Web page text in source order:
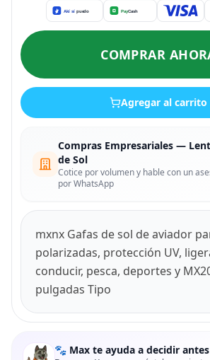
COMPRAR
Agregar al carrito
Compras Empresariales —
de Sol
Cotice por volumen y hable con un
por WhatsApp
mxnx Gafas de sol de aviador
polarizadas, protección UV,
conducir, pesca, deportes y
pulgadas Tipo
🐾 Max te ayuda a decidir